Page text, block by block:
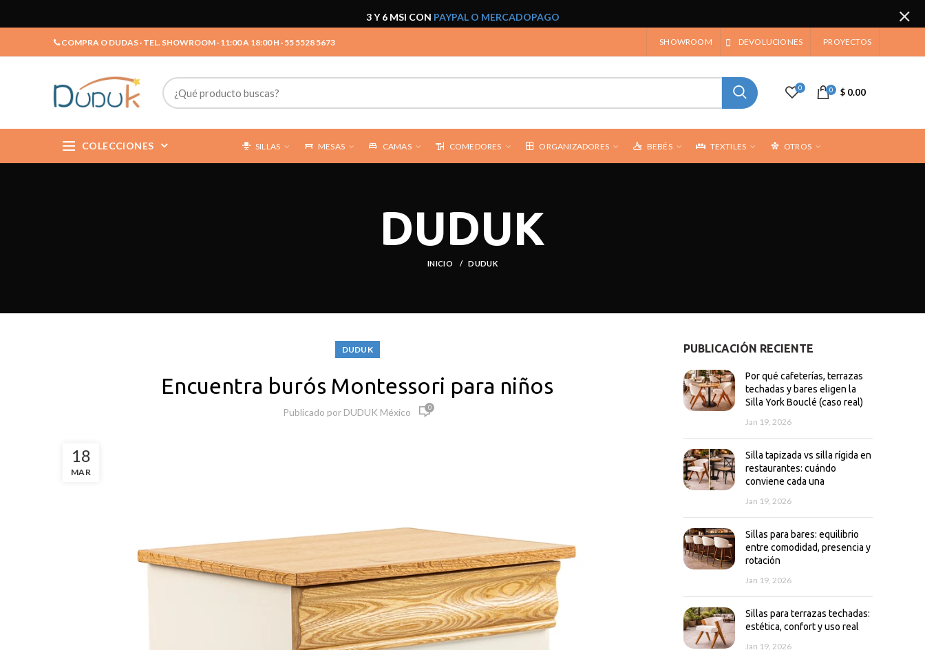
3 Y 6 MSI CON PAYPAL O MERCADOPAGO
COMPRA O DUDAS · TEL. SHOWROOM · 11:00 A 18:00 H · 55 5528 5673 SHOWROOM DEVOLUCIONES PROYECTOS
0 0 $ 0.00
COLECCIONES SILLAS MESAS CAMAS COMEDORES ORGANIZADORES BEBÉS TEXTILES OTROS
DUDUK
INICIO DUDUK
DUDUK
Encuentra burós Montessori para niños
Publicado por DUDUK México 0
18
MAR
PUBLICACIÓN RECIENTE
Por qué cafeterías, terrazas
techadas y bares eligen la
Silla York Bouclé (caso real)
Jan 19, 2026
Silla tapizada vs silla rígida en
restaurantes: cuándo
conviene cada una
Jan 19, 2026
Sillas para bares: equilibrio
entre comodidad, presencia y
rotación
Jan 19, 2026
Sillas para terrazas techadas:
estética, confort y uso real
Jan 19, 2026